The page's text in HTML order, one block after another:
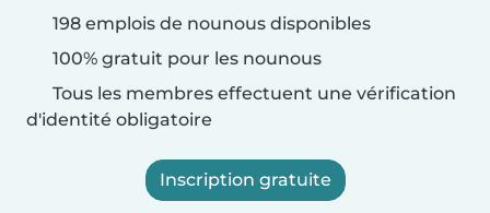
198 emplois de nounous disponibles
100% gratuit pour les nounous
Tous les membres effectuent une vérification
d'identité obligatoire
Inscription gratuite